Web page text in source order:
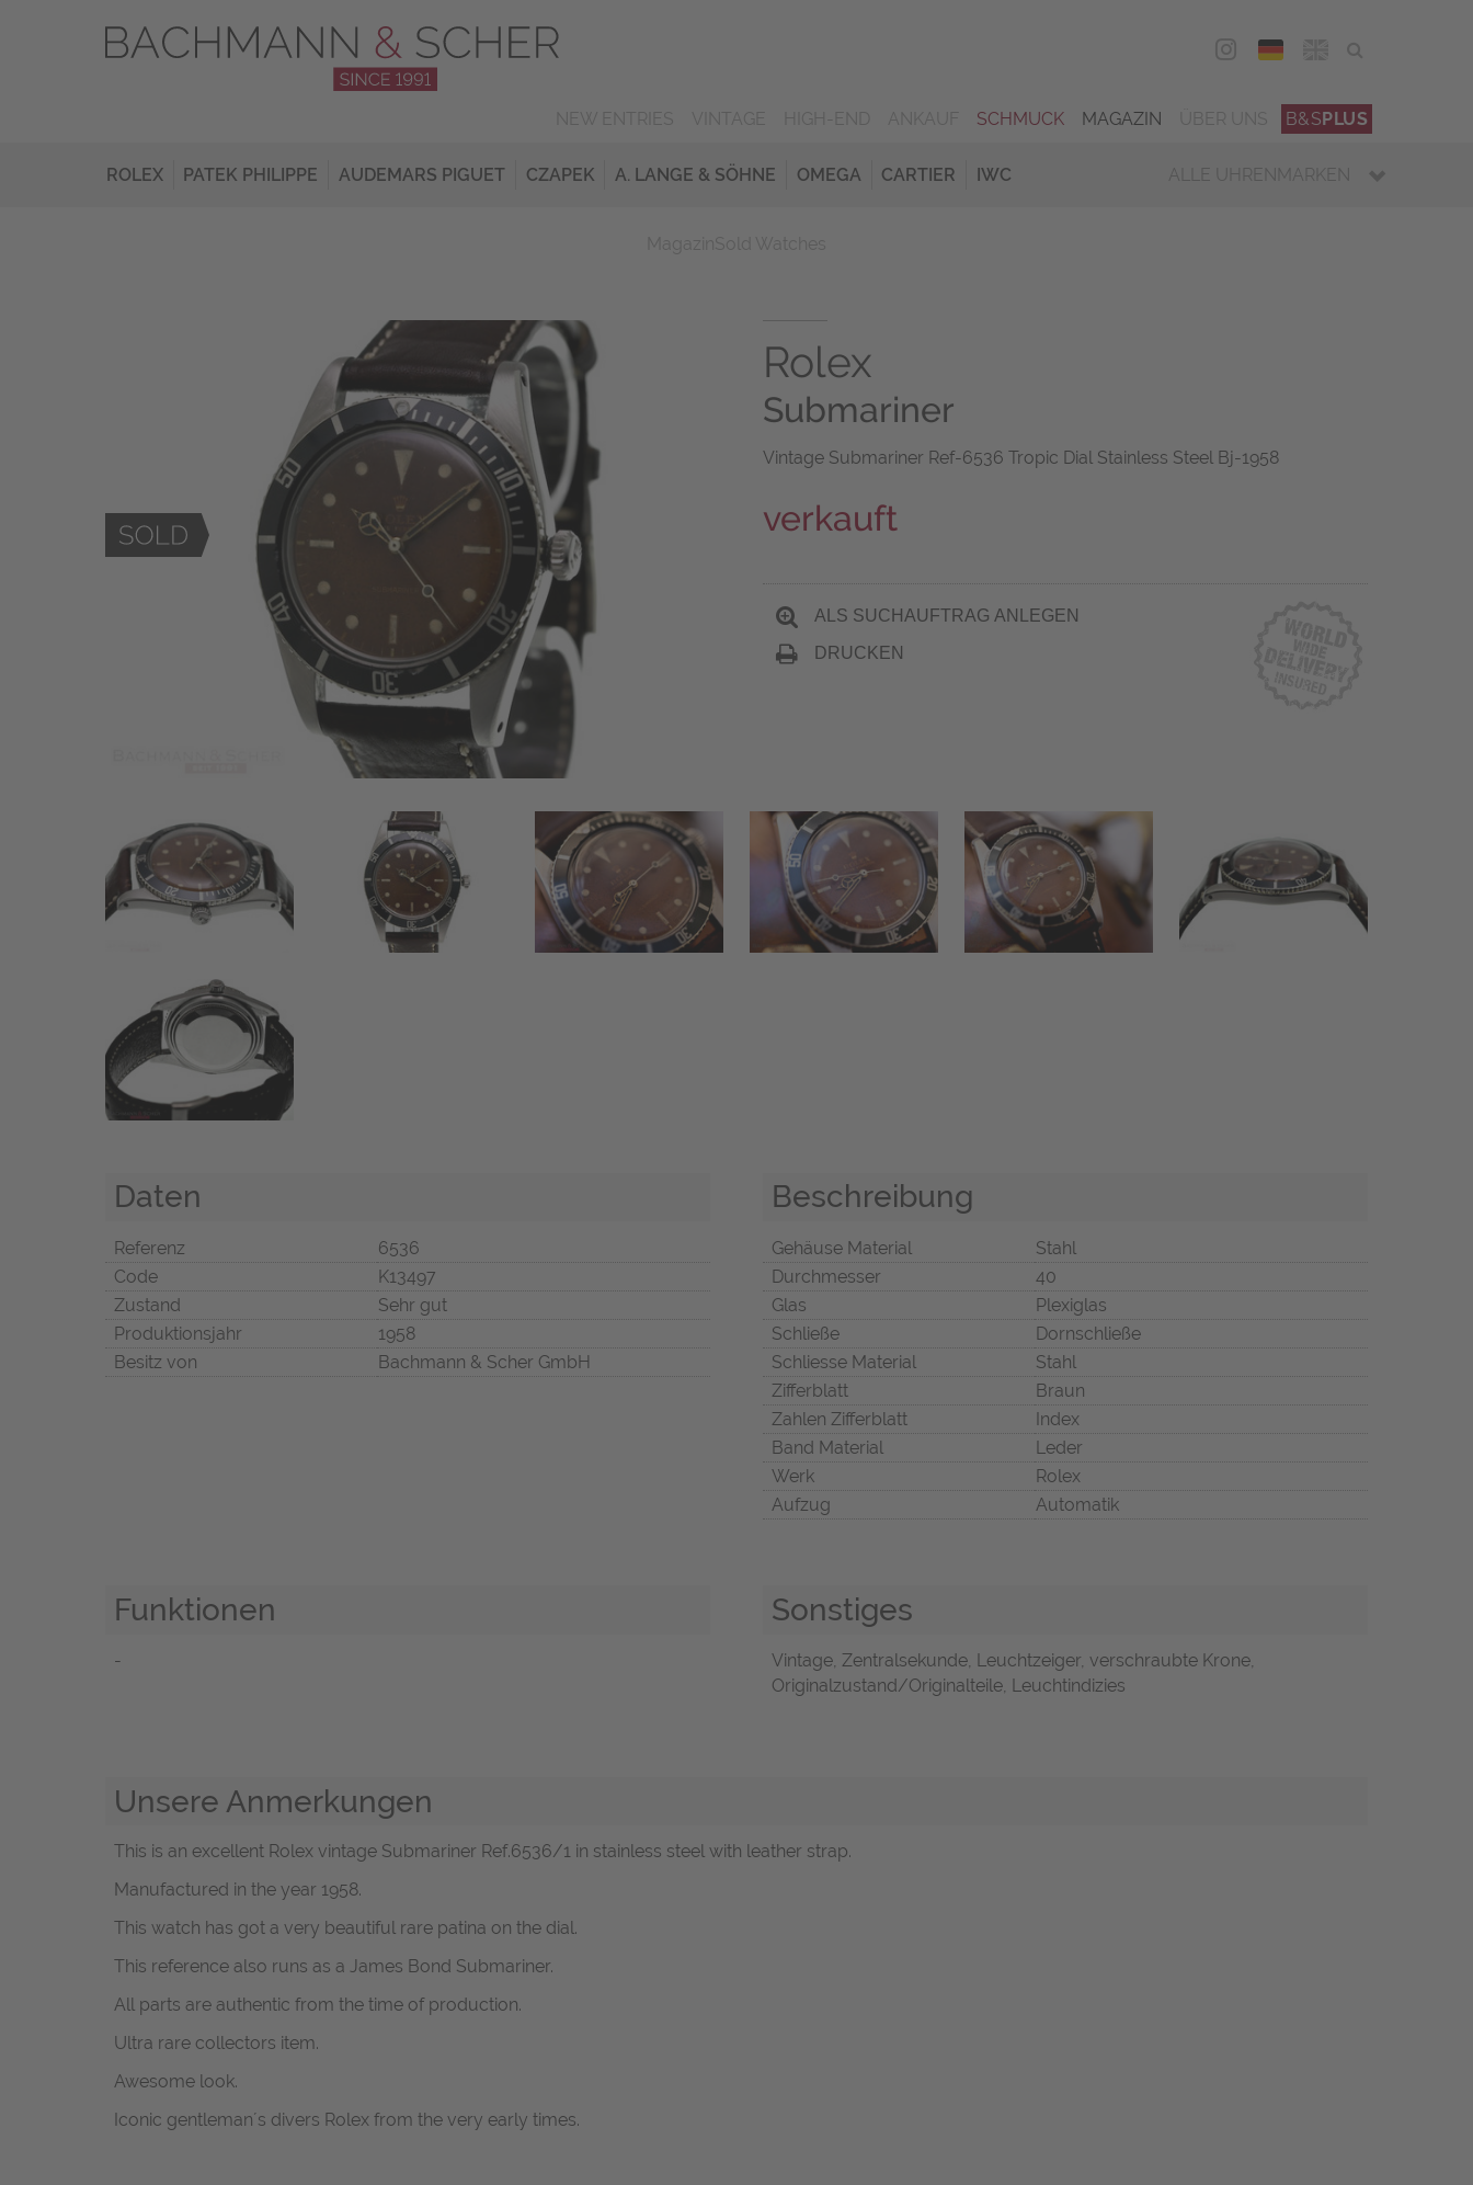
DEU
SCHMUCK MAGAZIN B&SPLUS
ROLEX PATEK PHILIPPE AUDEMARS PIGUET CZAPEK A. LANGE & SÖHNE OMEGA CARTIER IWC ALLE UHRENMARKEN
Rolex
Submariner
Vintage Submariner Ref-6536 Tropic Dial Stainless Steel Bj-1958
verkauft
ALS SUCHAUFTRAG ANLEGEN
DRUCKEN
Daten
Referenz
6536
Code
K13497
Zustand
Sehr gut
Produktionsjahr
1958
Besitz von
Bachmann & Scher GmbH
Beschreibung
Gehäuse Material
Stahl
Durchmesser
40
Glas
Plexiglas
Schließe
Dornschließe
Schliesse Material
Stahl
Zifferblatt
Braun
Zahlen Zifferblatt
Index
Band Material
Leder
Werk
Rolex
Aufzug
Automatik
Funktionen
-
Sonstiges
Vintage, Zentralsekunde, Leuchtzeiger, verschraubte Krone,
Originalzustand/Originalteile, Leuchtindizies
Unsere Anmerkungen
This is an excellent Rolex vintage Submariner Ref.6536/1 in stainless steel with leather strap.
Manufactured in the year 1958.
This watch has got a very beautiful rare patina on the dial.
This reference also runs as a James Bond Submariner.
All parts are authentic from the time of production.
Ultra rare collectors item.
Awesome look.
Iconic gentleman´s divers Rolex from the very early times.